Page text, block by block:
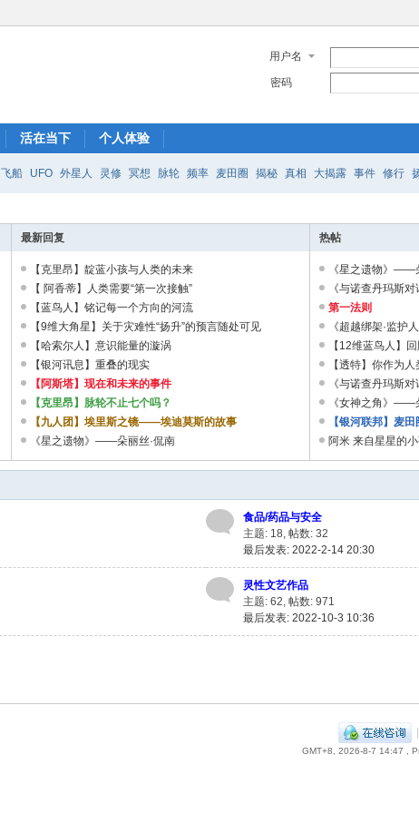
用户名
密码
活在当下 个人体验
飞船 UFO 外星人 灵修 冥想 脉轮 频率 麦田圈 揭秘 真相 大揭露 事件 修行
最新回复
【克里昂】靛蓝小孩与人类的未来
【 阿香蒂】人类需要“第一次接触”
【蓝鸟人】铭记每一个方向的河流
【9维大角星】关于灾难性“扬升”的预言随处可见
【哈索尔人】意识能量的漩涡
【银河讯息】重叠的现实
【阿斯塔】现在和未来的事件
【克里昂】脉轮不止七个吗？
【九人团】埃里斯之镜——埃迪莫斯的故事
《星之遗物》——朵丽丝·侃南
热帖
《星之遗物》——
《与诺查丹玛斯
第一法则
《超越绑架·监
【12维蓝鸟人】
【透特】你作为
《与诺查丹玛斯
《女神之角》——
【银河联邦】麦
阿米 来自星星的
食品/药品与安全
主题: 18,帖数: 32
最后发表: 2022-2-14 20:30
灵性文艺作品
主题: 62,帖数: 971
最后发表: 2022-10-3 10:36
|
GMT+8, 2026-8-7 14:47 ,